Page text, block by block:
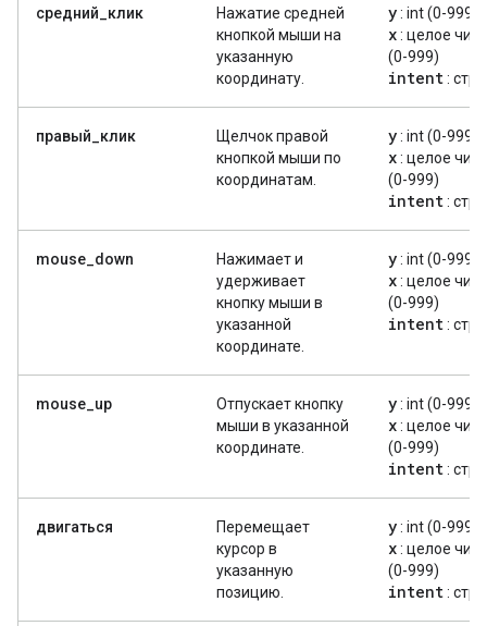
средний_клик
Нажатие средней
кнопкой мыши на
указанную
координату.
y: int (0-999)
x: целое
(0-999)
intent:
правый_клик
Щелчок правой
кнопкой мыши по
координатам.
y: int (0-999)
x: целое
(0-999)
intent:
mouse_down
Нажимает и
удерживает
кнопку мыши в
указанной
координате.
y: int (0-999)
x: целое
(0-999)
intent:
mouse_up
Отпускает кнопку
мыши в указанной
координате.
y: int (0-999)
x: целое
(0-999)
intent:
двигаться
Перемещает
курсор в
указанную
позицию.
y: int (0-999)
x: целое
(0-999)
intent: